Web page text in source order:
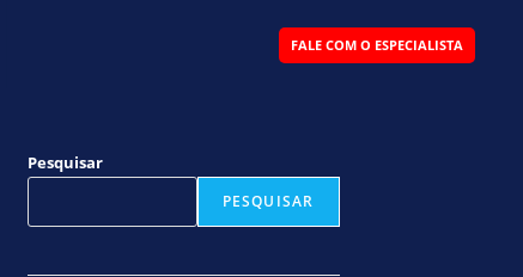
FALE COM O ESPECIALISTA
Pesquisar
PESQUISAR